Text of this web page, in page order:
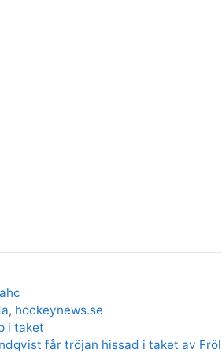
, hockeynews.se
i taket
får tröjan hissad i taket av